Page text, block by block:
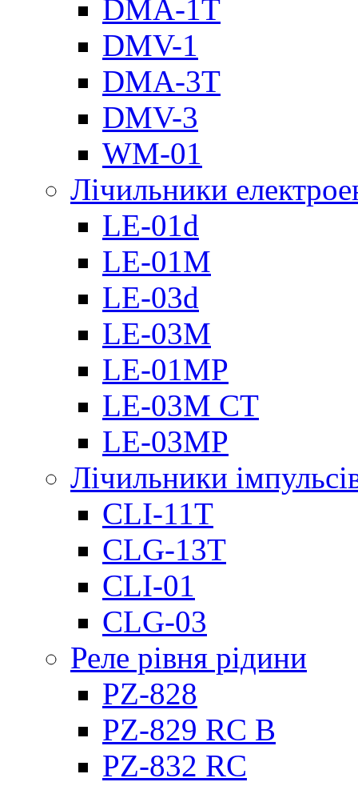
DMA-1T
DMV-1
DMА-3T
DMV-3
WM-01
Лічильники
LE-01d
LE-01M
LE-03d
LE-03M
LE-01MP
LE-03M CT
LE-03MP
Лічильники
CLI-11T
CLG-13T
CLI-01
CLG-03
Реле рівня рідини
PZ-828
PZ-829 RC B
PZ-832 RC